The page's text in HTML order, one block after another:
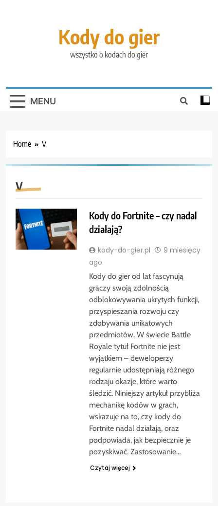
Kody do gier
wszystko o kodach do gier
MENU
Home V
V
Kody do Fortnite – czy nadal
działają?
kody-do-gier.pl
9 miesięcy
ago
Kody do gier od lat fascynują
graczy swoją zdolnością
odblokowywania ukrytych funkcji,
przyspieszania rozwoju czy
zdobywania unikatowych
przedmiotów. W świecie Battle
Royale tytuł Fortnite nie jest
wyjątkiem – deweloperzy
regularnie udostępniają różnego
rodzaju okazje, które warto
śledzić. Niniejszy artykuł przybliża
mechanikę kodów w grach,
wskazuje na to, czy kody do
Fortnite nadal działają, oraz
podpowiada, jak bezpiecznie je
pozyskiwać. Zastosowanie…
Czytaj więcej